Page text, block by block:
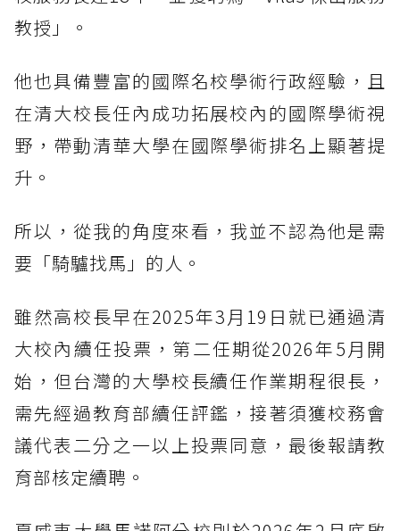
教授」。
他也具備豐富的國際名校學術行政經驗，且
在清大校長任內成功拓展校內的國際學術視
野，帶動清華大學在國際學術排名上顯著提
升。
所以，從我的角度來看，我並不認為他是需
要「騎驢找馬」的人。
雖然高校長早在2025年3月19日就已通過清
大校內續任投票，第二任期從2026年5月開
始，但台灣的大學校長續任作業期程很長，
需先經過教育部續任評鑑，接著須獲校務會
議代表二分之一以上投票同意，最後報請教
育部核定續聘。